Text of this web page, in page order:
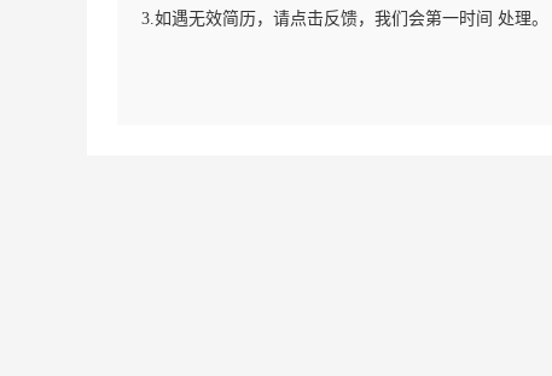
3.如遇无效简历，请点击反馈，我们会第一时间 处理。